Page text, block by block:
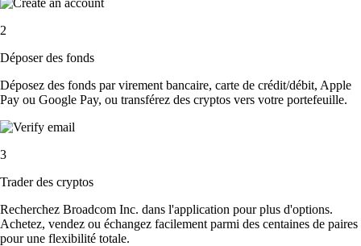
2
Déposer des fonds
Déposez des fonds par virement bancaire, carte de crédit/débit, Apple
Pay ou Google Pay, ou transférez des cryptos vers votre portefeuille.
3
Trader des cryptos
Recherchez Broadcom Inc. dans l'application pour plus d'options.
Achetez, vendez ou échangez facilement parmi des centaines de paires
pour une flexibilité totale.